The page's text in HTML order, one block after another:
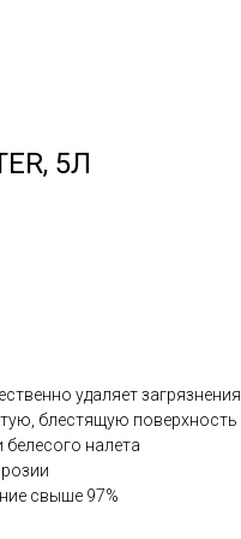
5Л
удаляет загрязнения
блестящую поверхность
белесого налета
свыше 97%